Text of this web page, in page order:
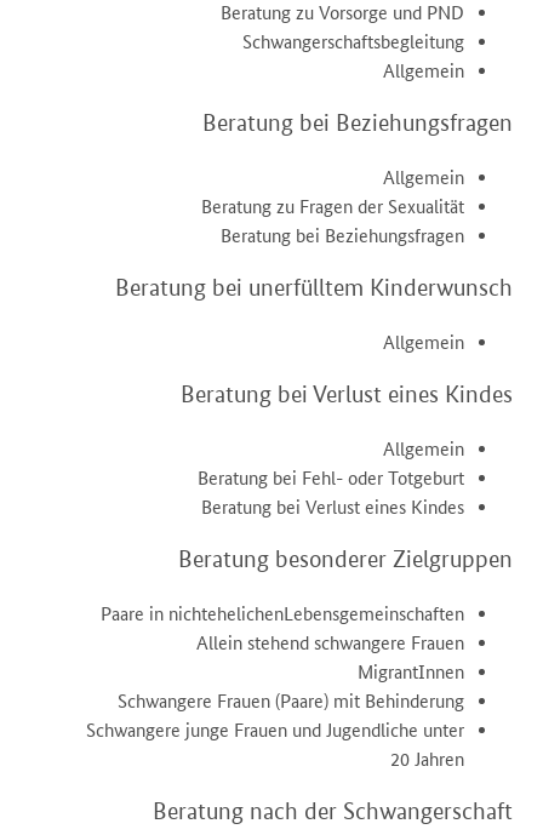
Beratung zu Vorsorge und PND
Schwangerschaftsbegleitung
Allgemein
Beratung bei Beziehungsfragen
Allgemein
Beratung zu Fragen der Sexualität
Beratung bei Beziehungsfragen
Beratung bei unerfülltem Kinderwunsch
Allgemein
Beratung bei Verlust eines Kindes
Allgemein
Beratung bei Fehl- oder Totgeburt
Beratung bei Verlust eines Kindes
Beratung besonderer Zielgruppen
Paare in nichtehelichenLebensgemeinschaften
Allein stehend schwangere Frauen
MigrantInnen
Schwangere Frauen (Paare) mit Behinderung
Schwangere junge Frauen und Jugendliche unter
20 Jahren
Beratung nach der Schwangerschaft